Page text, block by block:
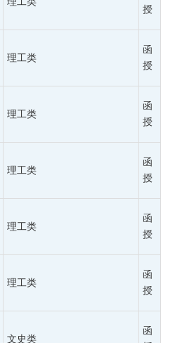
授
理工类
函
授
理工类
函
授
理工类
函
授
理工类
函
授
理工类
函
授
文史类
函